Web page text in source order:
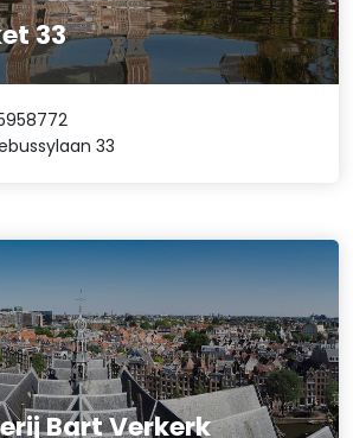
33
33
Bart Verkerk